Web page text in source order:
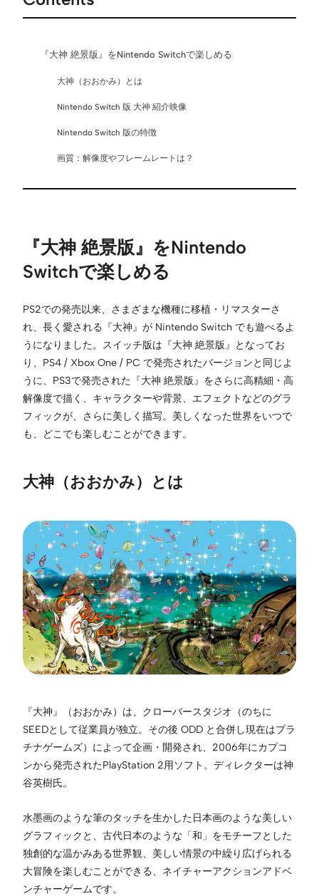
『大神 絶景版』をNintendo Switchで楽しめる
大神（おおかみ）とは
Nintendo Switch 版 大神 紹介映像
Nintendo Switch 版の特徴
画質：解像度やフレームレートは？
『大神 絶景版』をNintendo
Switchで楽しめる
PS2での発売以来、さまざまな機種に移植・リマスターさ
れ、長く愛される『大神』が Nintendo Switch でも遊べるよ
うになりました。スイッチ版は『大神 絶景版』となってお
り、PS4 / Xbox One / PC で発売されたバージョンと同じよ
うに、PS3で発売された『大神 絶景版』をさらに高精細・高
解像度で描く、キャラクターや背景、エフェクトなどのグラ
フィックが、さらに美しく描写。美しくなった世界をいつで
も、どこでも楽しむことができます。
大神（おおかみ）とは
『大神』（おおかみ）は、クローバースタジオ（のちに
SEEDとして従業員が独立。その後 ODD と合併し現在はプラ
チナゲームズ）によって企画・開発され、2006年にカプコ
ンから発売されたPlayStation 2用ソフト。ディレクターは神
谷英樹氏。
水墨画のような筆のタッチを生かした日本画のような美しい
グラフィックと、古代日本のような「和」をモチーフとした
独創的な温かみある世界観、美しい情景の中繰り広げられる
大冒険を楽しむことができる、ネイチャーアクションアドベ
ンチャーゲームです。